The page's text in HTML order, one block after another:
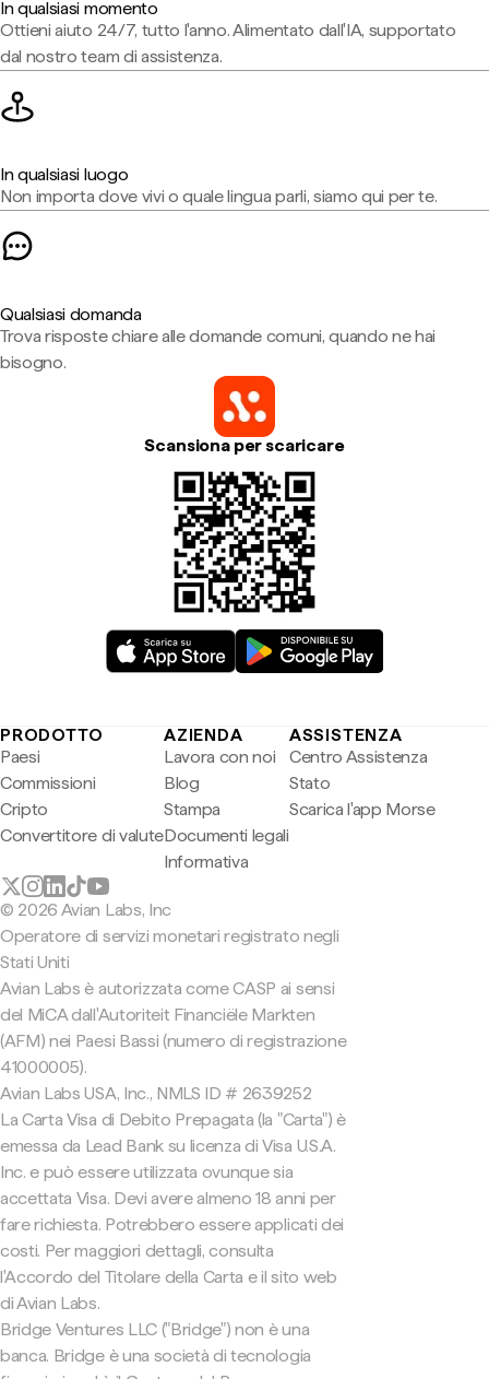
In qualsiasi momento
Ottieni aiuto 24/7, tutto l'anno. Alimentato dall'IA, supportato
dal nostro team di assistenza.
In qualsiasi luogo
Non importa dove vivi o quale lingua parli, siamo qui per te.
Qualsiasi domanda
Trova risposte chiare alle domande comuni, quando ne hai
bisogno.
Scansiona per scaricare
PRODOTTO
Paesi
Commissioni
Cripto
Convertitore di valute
AZIENDA
Lavora con noi
Blog
Stampa
Documenti legali
Informativa
ASSISTENZA
Centro Assistenza
Stato
Scarica l'app Morse
© 2026 Avian Labs, Inc
Operatore di servizi monetari registrato negli
Stati Uniti
Avian Labs è autorizzata come CASP ai sensi
del MiCA dall'Autoriteit Financiële Markten
(AFM) nei Paesi Bassi (numero di registrazione
41000005).
Avian Labs USA, Inc., NMLS ID # 2639252
La Carta Visa di Debito Prepagata (la "Carta") è
emessa da Lead Bank su licenza di Visa U.S.A.
Inc. e può essere utilizzata ovunque sia
accettata Visa. Devi avere almeno 18 anni per
fare richiesta. Potrebbero essere applicati dei
costi. Per maggiori dettagli, consulta
l'Accordo del Titolare della Carta e il sito web
di Avian Labs.
Bridge Ventures LLC ("Bridge") non è una
banca. Bridge è una società di tecnologia